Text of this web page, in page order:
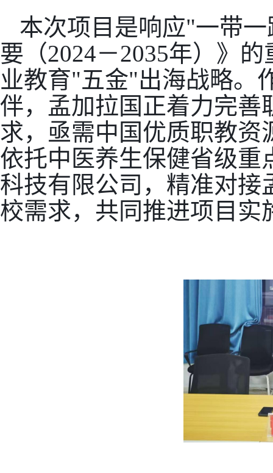
本次项目是响应"一带
要（2024－2035年）》
业教育"五金"出海战略。
伴，孟加拉国正着力完善
求，亟需中国优质职教资
依托中医养生保健省级重
科技有限公司，精准对接
校需求，共同推进项目实